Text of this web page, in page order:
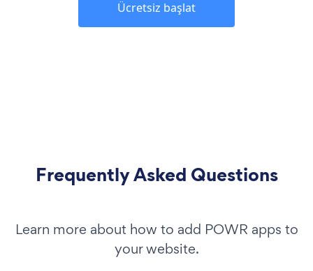
Ücretsiz başlat
Frequently Asked Questions
Learn more about how to add POWR apps to
your website.